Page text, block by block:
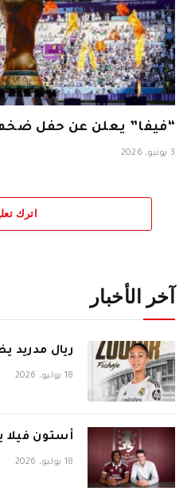
“فيفا” يعلن عن حفل ضخم في
3 يونيو، 2026
اترك
آخر الأخبار
ريال مدريد
18 يوليو، 2026
أستون فيلا
18 يوليو، 2026